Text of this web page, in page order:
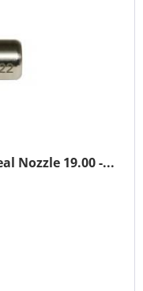
Nozzle 19.00 -...